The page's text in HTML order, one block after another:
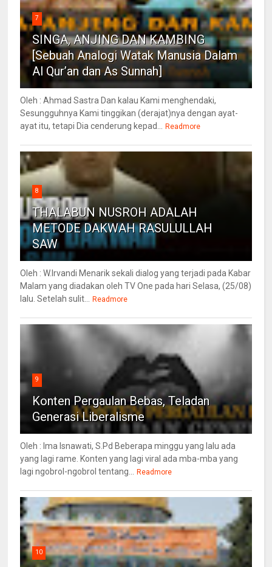
7
SINGA, ANJING DAN KAMBING
[Sebuah Analogi Watak Manusia Dalam
Al Qur’an dan As Sunnah]
Oleh : Ahmad Sastra Dan kalau Kami menghendaki,
Sesungguhnya Kami tinggikan (derajat)nya dengan ayat-
ayat itu, tetapi Dia cenderung kepad...
Readmore
8
THALABUN NUSROH ADALAH
METODE DAKWAH RASULULLAH
SAW
Oleh : W.Irvandi Menarik sekali dialog yang terjadi pada Kabar
Malam yang diadakan oleh TV One pada hari Selasa, (25/08)
lalu. Setelah sulit...
Readmore
9
Konten Pergaulan Bebas, Teladan
Generasi Liberalisme
Oleh : Ima Isnawati, S.Pd Beberapa minggu yang lalu ada
yang lagi rame. Konten yang lagi viral ada mba-mba yang
lagi ngobrol-ngobrol tentang...
Readmore
10